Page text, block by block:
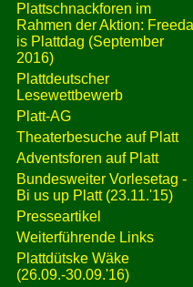
Plattschnackforen im
Rahmen der Aktion:
is Plattdag (September
2016)
Plattdeutscher
Lesewettbewerb
Platt-AG
Theaterbesuche auf Platt
Adventsforen auf Platt
Bundesweiter Vorlesetag -
Bi us up Platt (23.11.'15)
Presseartikel
Weiterführende Links
Plattdütske Wäke
(26.09.-30.09.'16)